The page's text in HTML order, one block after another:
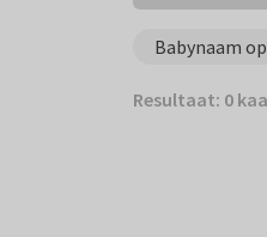
Babynaam
Resultaat: 0